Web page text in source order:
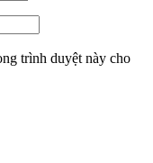
trình duyệt này cho